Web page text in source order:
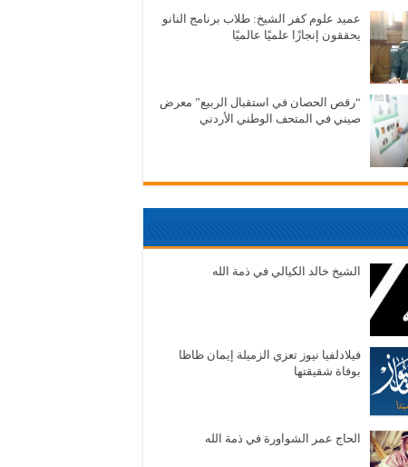
عميد علوم كفر الشيخ: طلاب برنامج النانو
يحققون إنجازًا علميًا عالميًا
“رقص الحصان في استقبال الربيع” معرض
صيني في المتحف الوطني الأردني
الشيخ خالد الكيالي في ذمة الله
فيلادلفيا نيوز تعزي الزميلة إيمان ظاظا
بوفاة شقيقتها
الحاج عمر الشواورة في ذمة الله